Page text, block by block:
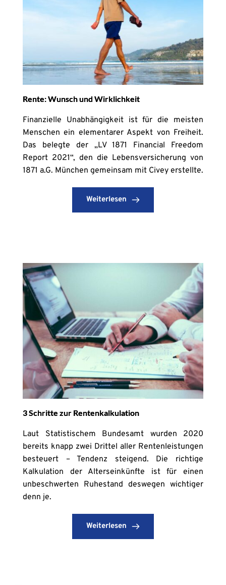
Rente: Wunsch und Wirklichkeit
Finanzielle Unabhängigkeit ist für die meisten
Menschen ein elementarer Aspekt von Freiheit.
Das belegte der „LV 1871 Financial Freedom
Report 2021“, den die Lebensversicherung von
1871 a.G. München gemeinsam mit Civey erstellte.
Weiterlesen
3 Schritte zur Rentenkalkulation
Laut Statistischem Bundesamt wurden 2020
bereits knapp zwei Drittel aller Rentenleistungen
besteuert – Tendenz steigend. Die richtige
Kalkulation der Alterseinkünfte ist für einen
unbeschwerten Ruhestand deswegen wichtiger
denn je.
Weiterlesen